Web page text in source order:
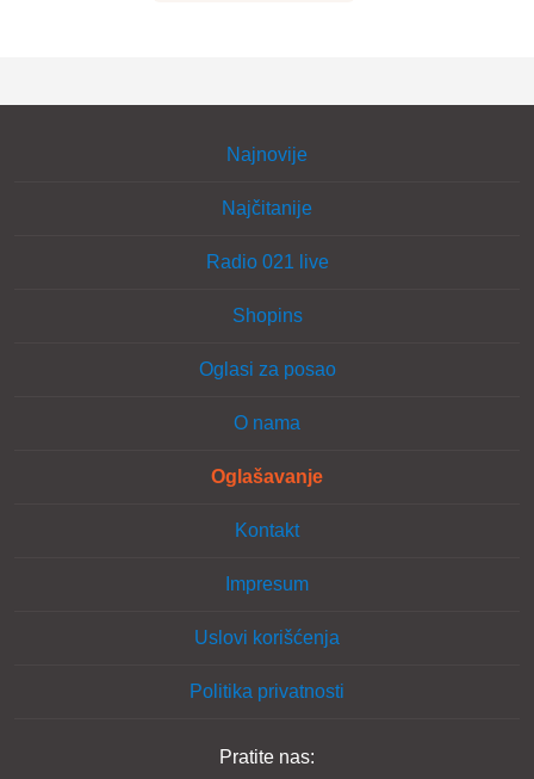
Najnovije
Najčitanije
Radio 021 live
Shopins
Oglasi za posao
O nama
Oglašavanje
Kontakt
Impresum
Uslovi korišćenja
Politika privatnosti
Pratite nas: